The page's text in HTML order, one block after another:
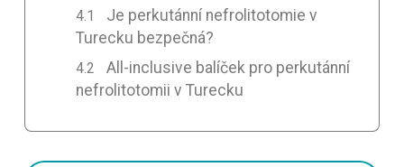
Je perkutánní nefrolitotomie v
Turecku bezpečná?
All-inclusive balíček pro perkutánní
nefrolitotomii v Turecku